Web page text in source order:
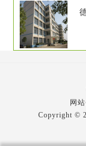
网
Copyright ©